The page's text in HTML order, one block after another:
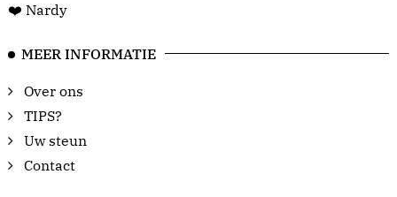
❤️ Nardy
MEER INFORMATIE
Over ons
TIPS?
Uw steun
Contact